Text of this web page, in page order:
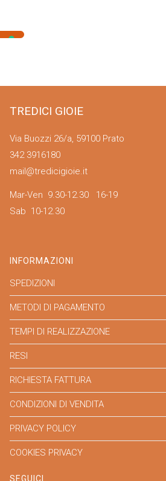
TREDICI GIOIE
Via Buozzi 26/a, 59100 Prato
342 3916180
mail@tredicigioie.it
Mar-Ven 9.30-12.30 16-19
Sab 10-12.30
INFORMAZIONI
SPEDIZIONI
METODI DI PAGAMENTO
TEMPI DI REALIZZAZIONE
RESI
RICHIESTA FATTURA
CONDIZIONI DI VENDITA
PRIVACY POLICY
COOKIES PRIVACY
SEGUICI